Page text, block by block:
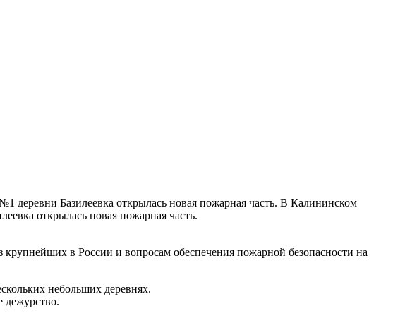
деревни Базилеевка открылась новая пожарная часть. В Калининском
открылась новая пожарная часть.
в России и вопросам обеспечения пожарной безопасности на
небольших деревнях.
дежурство.